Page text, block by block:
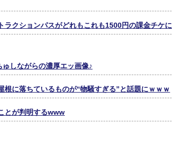
ラクションパスがどれもこれも1500円の課金チケに
しながらの濃厚エッ画像♪
に落ちているものが“物騒すぎる”と話題にｗｗｗ
とが判明するwww